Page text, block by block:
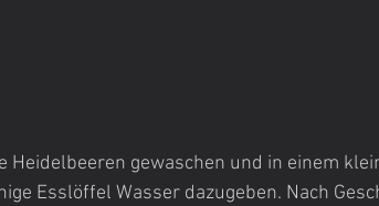
gewaschen und in einem
Esslöffel Wasser dazugeben. Nach